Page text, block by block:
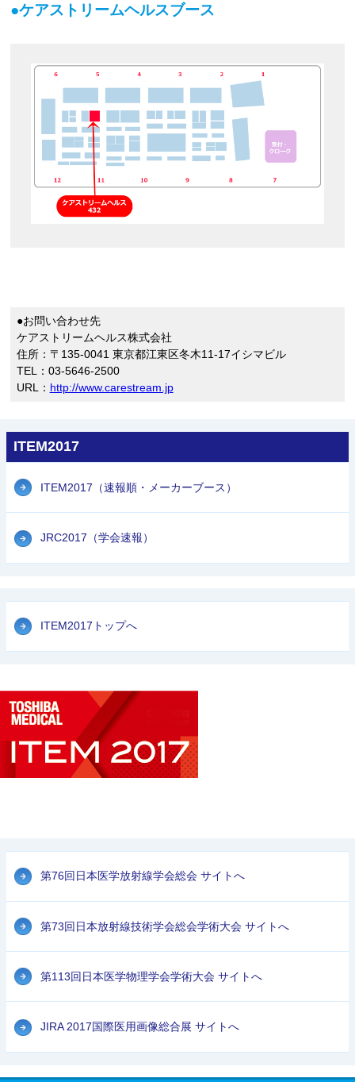
●ケアストリームヘルスブース
●お問い合わせ先
ケアストリームヘルス株式会社
住所：〒135-0041 東京都江東区冬木11-17イシマビル
TEL：03-5646-2500
URL： http://www.carestream.jp
ITEM2017
ITEM2017（速報順・メーカーブース）
JRC2017（学会速報）
ITEM2017トップへ
第76回日本医学放射線学会総会 サイトへ
第73回日本放射線技術学会総会学術大会 サイトへ
第113回日本医学物理学会学術大会 サイトへ
JIRA 2017国際医用画像総合展 サイトへ